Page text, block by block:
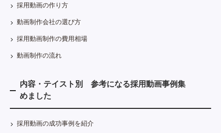
採用動画の作り方
動画制作会社の選び方
採用動画制作の費用相場
動画制作の流れ
内容・テイスト別 参考になる採用動画事例集
めました
採用動画の成功事例を紹介